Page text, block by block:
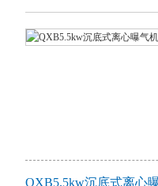
QXB5.5kw沉底式离心